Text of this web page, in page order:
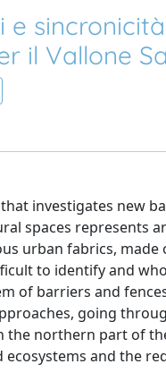
e
il Vallone
investigates new
spaces represents
urban fabrics,
to identify and
of barriers and
going
the northern part of
and the